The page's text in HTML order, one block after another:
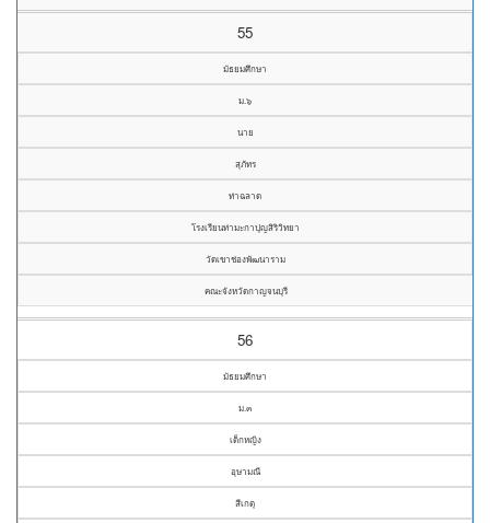
55
มัธยมศึกษา
ม.๖
นาย
สุภัทร
ท่าฉลาด
โรงเรียนท่ามะกาปุญสิริวิทยา
วัดเขาช่องพัฒนาราม
คณะจังหวัดกาญจนบุรี
56
มัธยมศึกษา
ม.๓
เด็กหญิง
อุษามณี
สีเกตุ